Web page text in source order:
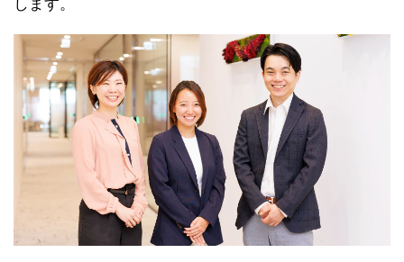
します。